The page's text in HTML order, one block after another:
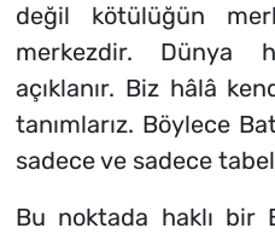
değil kötülüğün
merkezdir. Dünya
açıklanır. Biz hâlâ
tanımlarız. Böylece
sadece ve sadece
Bu noktada haklı bir